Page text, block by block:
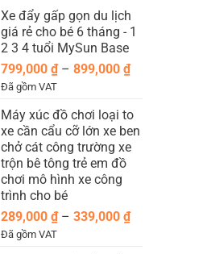
Xe đẩy gấp gọn du lịch
giá rẻ cho bé 6 tháng - 1
2 3 4 tuổi MySun Base
799,000 ₫ – 899,000 ₫Khoảng
799,000 ₫
đến
899,000 ₫
Đã gồm VAT
Máy xúc đồ chơi loại to
xe cần cẩu cỡ lớn xe ben
chở cát công trường xe
trộn bê tông trẻ em đồ
chơi mô hình xe công
trình cho bé
289,000 ₫ – 339,000 ₫Khoảng
Đã gồm VAT